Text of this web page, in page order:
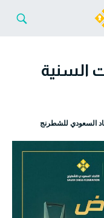
السنية
السعودي للشطرنج